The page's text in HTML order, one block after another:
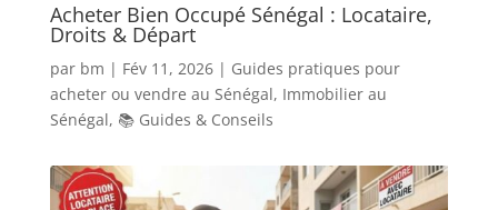
Acheter Bien Occupé Sénégal : Locataire,
Droits & Départ
par bm | Fév 11, 2026| Guides pratiques pour
acheter ou vendre au Sénégal, Immobilier au
Sénégal, 📚 Guides & Conseils